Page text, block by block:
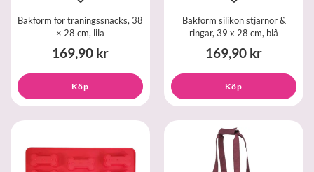
Bakform för träningssnacks, 38
× 28 cm, lila
169,90 kr
Köp
Bakform silikon stjärnor &
ringar, 39 x 28 cm, blå
169,90 kr
Köp